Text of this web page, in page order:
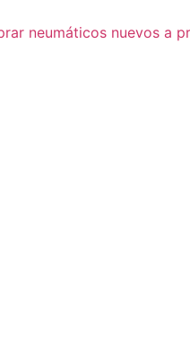
neumáticos nuevos a